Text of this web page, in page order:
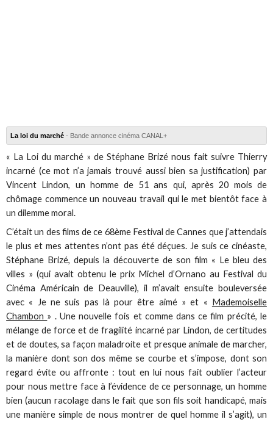
La loi du marché - Bande annonce cinéma CANAL+
« La Loi du marché » de Stéphane Brizé nous fait suivre Thierry
incarné (ce mot n’a jamais trouvé aussi bien sa justification) par
Vincent Lindon, un homme de 51 ans qui, après 20 mois de
chômage commence un nouveau travail qui le met bientôt face à
un dilemme moral.
C’était un des films de ce 68ème Festival de Cannes que j’attendais
le plus et mes attentes n’ont pas été déçues. Je suis ce cinéaste,
Stéphane Brizé, depuis la découverte de son film « Le bleu des
villes » (qui avait obtenu le prix Michel d’Ornano au Festival du
Cinéma Américain de Deauville), il m’avait ensuite bouleversée
avec « Je ne suis pas là pour être aimé » et « Mademoiselle
Chambon » . Une nouvelle fois et comme dans ce film précité, le
mélange de force et de fragilité incarné par Lindon, de certitudes
et de doutes, sa façon maladroite et presque animale de marcher,
la manière dont son dos même se courbe et s’impose, dont son
regard évite ou affronte : tout en lui nous fait oublier l’acteur
pour nous mettre face à l’évidence de ce personnage, un homme
bien (aucun racolage dans le fait que son fils soit handicapé, mais
une manière simple de nous montrer de quel homme il s’agit), un